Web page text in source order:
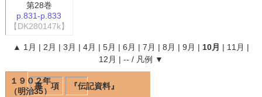
第28巻
p.831-p.833
【DK280147k】
▲ 1月 | 2月 | 3月 | 4月 | 5月 | 6月 | 7月 | 8月 | 9月 | 10月 | 11月 |
12月 | -- / 凡例 ▼
１９０２年
（明治35）
事 項 『伝記資料』